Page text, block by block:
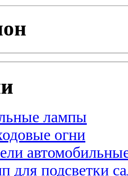
лампы
огни
для подсветки